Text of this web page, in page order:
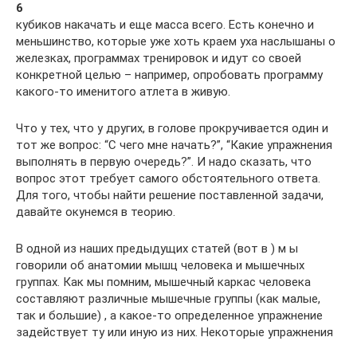
6
кубиков накачать и еще масса всего. Есть конечно и
меньшинство, которые уже хоть краем уха наслышаны о
железках, программах тренировок и идут со своей
конкретной целью – например, опробовать программу
какого-то именитого атлета в живую.
Что у тех, что у других, в голове прокручивается один и
тот же вопрос: “С чего мне начать?”, “Какие упражнения
выполнять в первую очередь?”. И надо сказать, что
вопрос этот требует самого обстоятельного ответа.
Для того, чтобы найти решение поставленной задачи,
давайте окунемся в теорию.
В одной из наших предыдущих статей (вот в ) м ы
говорили об анатомии мышц человека и мышечных
группах. Как мы помним, мышечный каркас человека
составляют различные мышечные группы (как малые,
так и большие) , а какое-то определенное упражнение
задействует ту или иную из них. Некоторые упражнения